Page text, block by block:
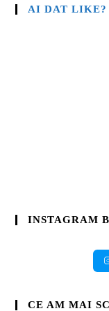
AI DAT LIKE?
INSTAGRAM
CE AM MAI